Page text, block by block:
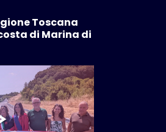
Toscana
di Marina di